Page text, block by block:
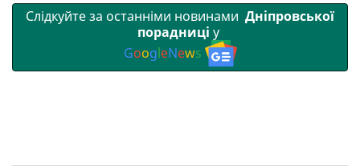
Слідкуйте за останніми новинами Дніпровської
порадниці у
GoogleNews